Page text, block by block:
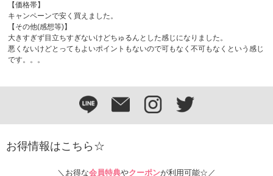
【価格帯】
キャンペーンで安く買えました。
【その他(感想等)】
大きすぎず目立ちすぎないけどちゅるんとした感じになりました。
悪くないけどとってもよいポイントもないので可もなく不可もなくという感じ
です。。。
お得情報はこちら☆
＼お得な会員特典やクーポンが利用可能☆／